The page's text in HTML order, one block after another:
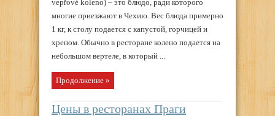
vepřové koleno) – это блюдо, ради которого
многие приезжают в Чехию. Вес блюда примерно
1 кг, к столу подается с капустой, горчицей и
хреном. Обычно в ресторане колено подается на
небольшом вертеле, в который ...
Продолжение »
Цены в ресторанах Праги